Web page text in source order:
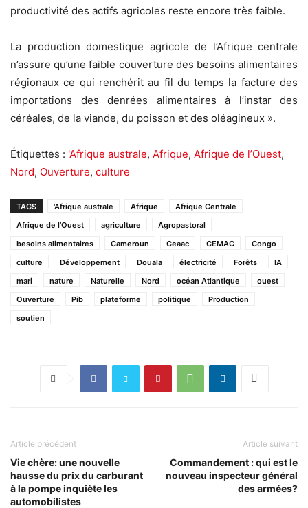
productivité des actifs agricoles reste encore très faible.
La production domestique agricole de l’Afrique centrale
n’assure qu’une faible couverture des besoins alimentaires
régionaux ce qui renchérit au fil du temps la facture des
importations des denrées alimentaires à l’instar des
céréales, de la viande, du poisson et des oléagineux ».
Étiquettes : 'Afrique australe, Afrique, Afrique de l’Ouest,
Nord, Ouverture, culture
TAGS 'Afrique australe Afrique
Afrique Centrale
Afrique de l’Ouest
agriculture
Agropastoral
besoins alimentaires
Cameroun Ceaac CEMAC
Congo
culture
Développement Douala électricité Forêts
IA
mari
nature Naturelle Nord océan Atlantique
ouest
Ouverture
Pib plateforme politique
Production
soutien
Article précédent
Vie chère: une nouvelle
hausse du prix du carburant
à la pompe inquiète les
automobilistes
Article suivant
Commandement : qui est le
nouveau inspecteur général
des armées?